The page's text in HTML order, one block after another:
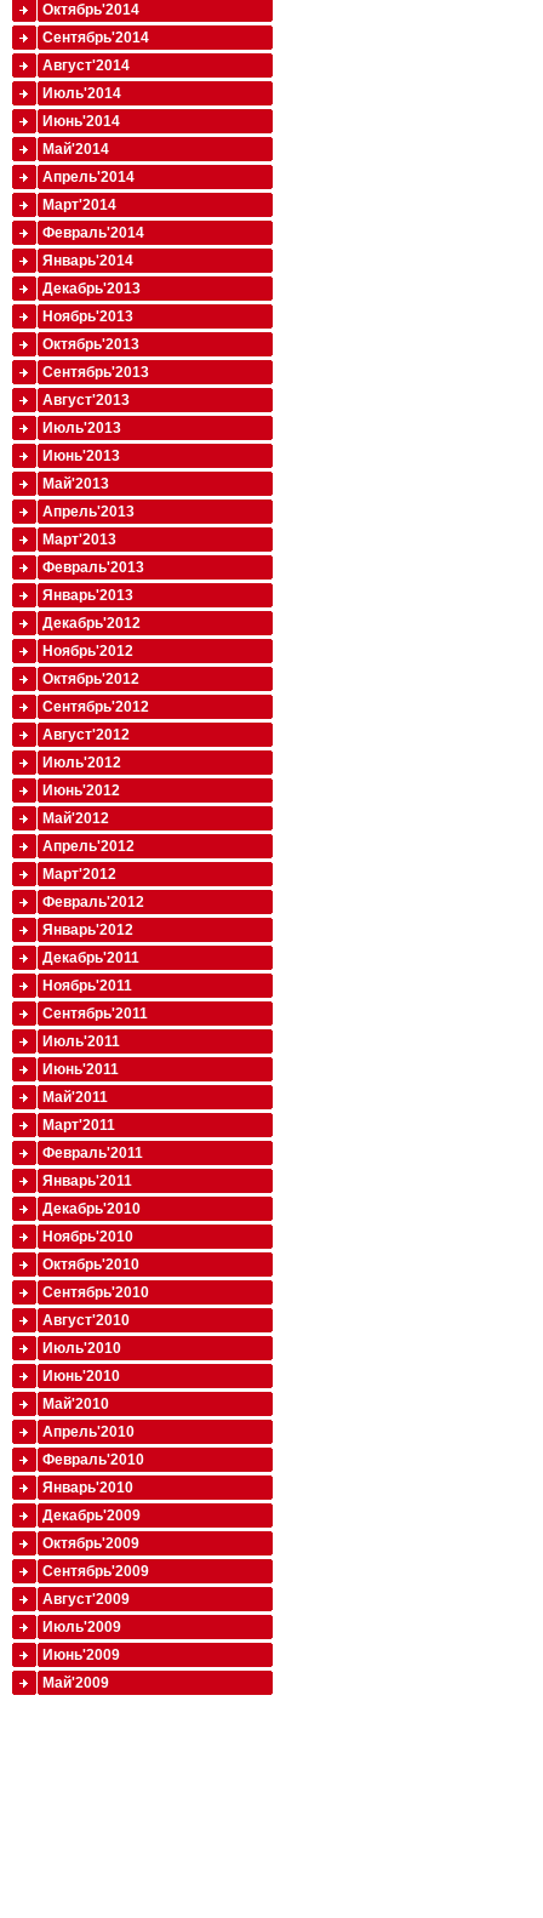
Октябрь'2014
Сентябрь'2014
Август'2014
Июль'2014
Июнь'2014
Май'2014
Апрель'2014
Март'2014
Февраль'2014
Январь'2014
Декабрь'2013
Ноябрь'2013
Октябрь'2013
Сентябрь'2013
Август'2013
Июль'2013
Июнь'2013
Май'2013
Апрель'2013
Март'2013
Февраль'2013
Январь'2013
Декабрь'2012
Ноябрь'2012
Октябрь'2012
Сентябрь'2012
Август'2012
Июль'2012
Июнь'2012
Май'2012
Апрель'2012
Март'2012
Февраль'2012
Январь'2012
Декабрь'2011
Ноябрь'2011
Сентябрь'2011
Июль'2011
Июнь'2011
Май'2011
Март'2011
Февраль'2011
Январь'2011
Декабрь'2010
Ноябрь'2010
Октябрь'2010
Сентябрь'2010
Август'2010
Июль'2010
Июнь'2010
Май'2010
Апрель'2010
Февраль'2010
Январь'2010
Декабрь'2009
Октябрь'2009
Сентябрь'2009
Август'2009
Июль'2009
Июнь'2009
Май'2009